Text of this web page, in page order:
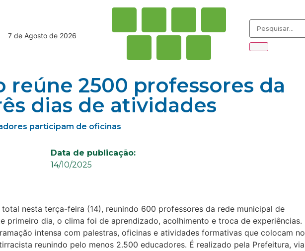
7 de Agosto de 2026
reúne 2500 professores da
dias de atividades
participam de oficinas
Data de publicação:
14/10/2025
nesta terça-feira (14), reunindo 600 professores da rede municipal de
primeiro dia, o clima foi de aprendizado, acolhimento e troca de experiências.
intensa com palestras, oficinas e atividades formativas que colocam no
reunindo pelo menos 2.500 educadores. É realizado pela Prefeitura, via